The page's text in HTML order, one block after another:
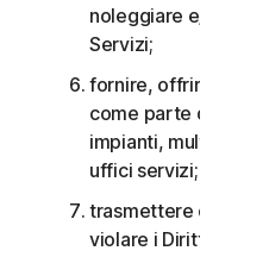
noleggiare e/o
Servizi;
fornire, offrire o
come parte di un
impianti,
uffici servizi;
trasmettere o
violare i Diritti di